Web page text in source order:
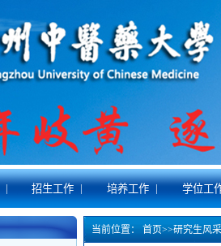
| 招生工作 | 培养工作 | 学位工
当前位置： 首页>>研究生风采